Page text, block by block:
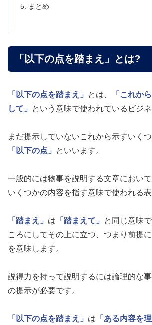
まとめ
「以下の点を踏まえ」とは?
「以下の点を踏まえ」 とは、
「これか
して」
という意味で使われているビジネ
まだ提示していないこれから示すいく
「以下の点」
といいます。
一般的には物事を説明する文章におい
いくつかの内容を指す意味で使われる表
「踏まえ」 は 「踏まえて」
と同じ意味
ころにしてその上に立つ、つまり前提
を意味します。
説得力を持って説明するには論理的な
の提示が必要です。
「以下の点を踏まえ」 は 「ある内容を